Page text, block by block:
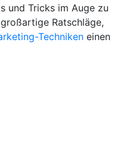
und Tricks im Auge zu
Ratschläge,
Techniken einen